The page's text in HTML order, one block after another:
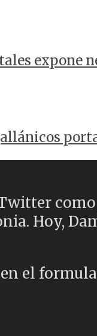
expone
Hoy,
el